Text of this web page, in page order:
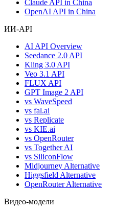
Claude API in China
OpenAI API in China
ИИ-API
AI API Overview
Seedance 2.0 API
Kling 3.0 API
Veo 3.1 API
FLUX API
GPT Image 2 API
vs WaveSpeed
vs fal.ai
vs Replicate
vs KIE.ai
vs OpenRouter
vs Together AI
vs SiliconFlow
Midjourney Alternative
Higgsfield Alternative
OpenRouter Alternative
Видео-модели